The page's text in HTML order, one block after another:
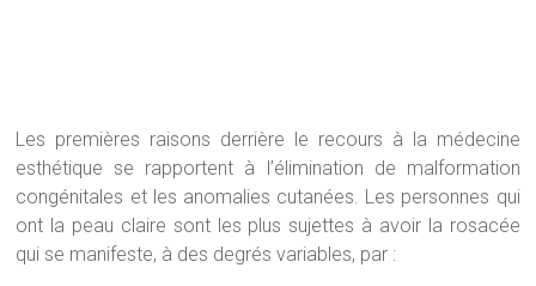
Les premières raisons derrière le recours à la médecine
esthétique se rapportent à l’élimination de malformation
congénitales et les anomalies cutanées. Les personnes qui
ont la peau claire sont les plus sujettes à avoir la rosacée
qui se manifeste, à des degrés variables, par :